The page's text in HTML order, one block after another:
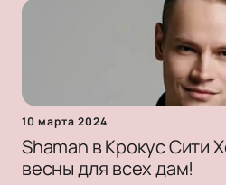
10 марта 2024
Shaman в Крокус Сити
весны для всех дам!